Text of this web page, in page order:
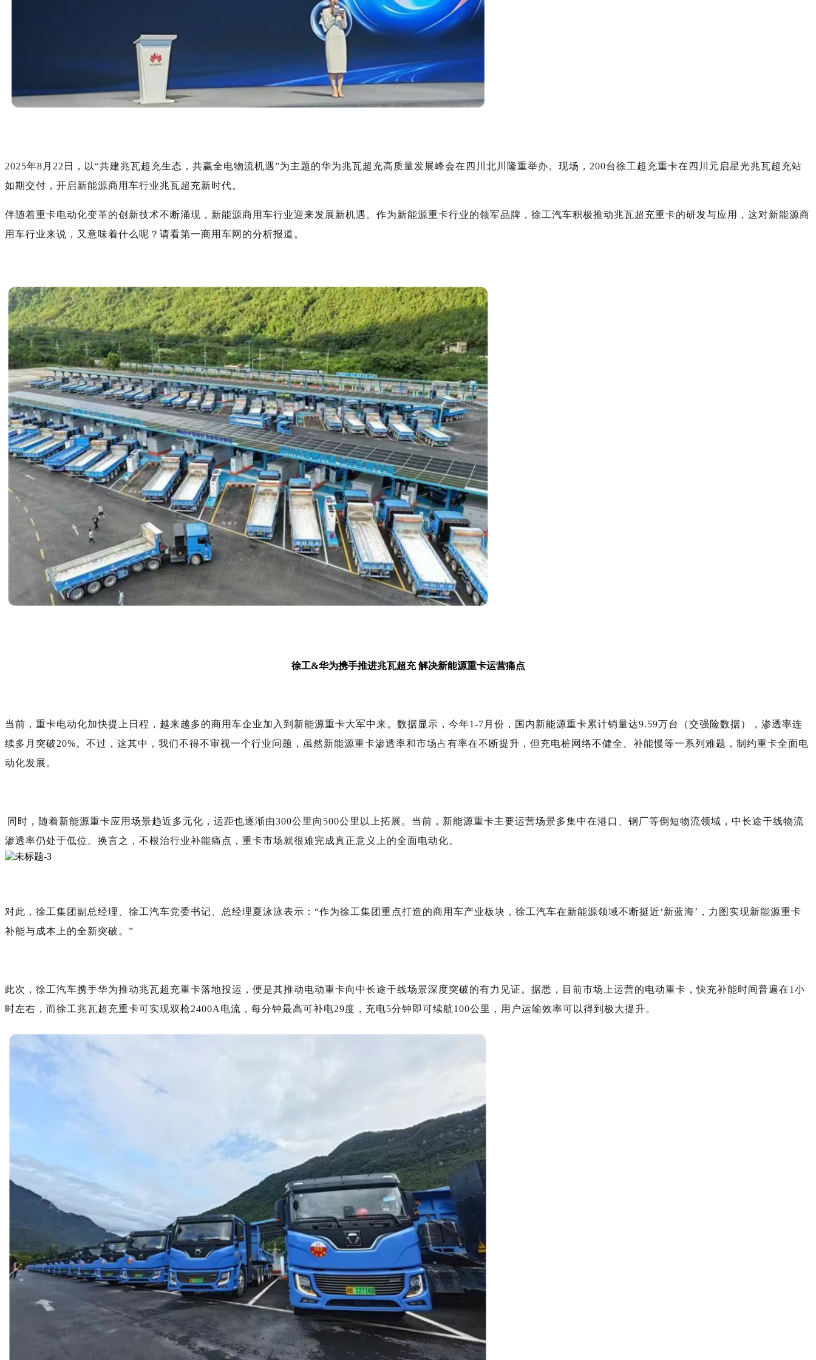
2025年8月22日，以“共建兆瓦超充生态，共赢全电物流机遇”为主题的华为兆瓦超充高质量发展峰会在四川北川隆重举办。现场，200台徐工超充重卡在四川元启星光兆瓦超充站
如期交付，开启新能源商用车行业兆瓦超充新时代。
伴随着重卡电动化变革的创新技术不断涌现，新能源商用车行业迎来发展新机遇。作为新能源重卡行业的领军品牌，徐工汽车积极推动兆瓦超充重卡的研发与应用，这对新能源商
用车行业来说，又意味着什么呢？请看第一商用车网的分析报道。
徐工&华为携手推进兆瓦超充 解决新能源重卡运营痛点
当前，重卡电动化加快提上日程，越来越多的商用车企业加入到新能源重卡大军中来。数据显示，今年1-7月份，国内新能源重卡累计销量达9.59万台（交强险数据），渗透率连
续多月突破20%。不过，这其中，我们不得不审视一个行业问题，虽然新能源重卡渗透率和市场占有率在不断提升，但充电桩网络不健全、补能慢等一系列难题，制约重卡全面电
动化发展。
同时，随着新能源重卡应用场景趋近多元化，运距也逐渐由300公里向500公里以上拓展。当前，新能源重卡主要运营场景多集中在港口、钢厂等倒短物流领域，中长途干线物流
渗透率仍处于低位。换言之，不根治行业补能痛点，重卡市场就很难完成真正意义上的全面电动化。
对此，徐工集团副总经理、徐工汽车党委书记、总经理夏泳泳表示：“作为徐工集团重点打造的商用车产业板块，徐工汽车在新能源领域不断挺近‘新蓝海’，力图实现新能源重卡
补能与成本上的全新突破。”
此次，徐工汽车携手华为推动兆瓦超充重卡落地投运，便是其推动电动重卡向中长途干线场景深度突破的有力见证。据悉，目前市场上运营的电动重卡，快充补能时间普遍在1小